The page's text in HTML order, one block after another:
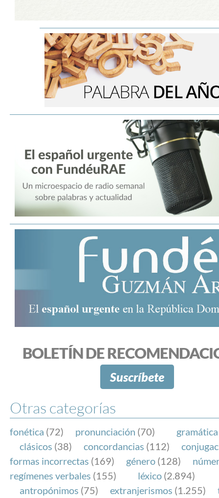
BOLETÍN DE
Suscríbete
Otras categorías
fonética (72) pronunciación (70) gramática
clásicos (38) concordancias (112)
formas incorrectas (169) género (128)
regímenes verbales (155) léxico (2.894)
antropónimos (75) extranjerismos (1.255)